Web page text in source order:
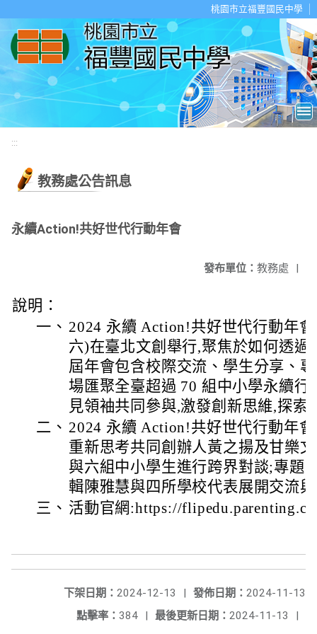
桃園市立福豐國民中學
:::
教務處公告訊息
永續Action!共好世代行動年會
發布單位： 教務處 |
說明：
一、 2024 永續 Action!共好世代行動年
六)在臺北文創舉行,聚焦於如何透過
屆年會包含校際交流、學生分享、
場匯聚全臺超過 70 組中小學永續行
見領袖共同參與,激發創新思維,探索
二、 2024 永續 Action!共好世代行動年
重新思考共同創辦人黃之揚及甘樂
與六組中小學生進行跨界對談;專題
輯陳雅慧與四所學校代表展開交流
三、 活動官網:https://
發佈日期： 2024-11-13
下架日期： 2024-12-13
|
最後更新日期： 2024-11-13 |
點擊率： 384 |